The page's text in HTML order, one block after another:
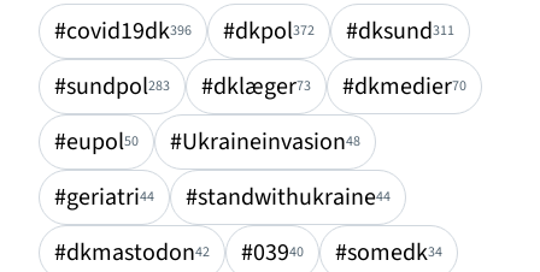
#covid19dk396 #dkpol372 #dksund311
#sundpol283 #dklæger73 #dkmedier70
#eupol50 #Ukraineinvasion48
#geriatri44 #standwithukraine44
#dkmastodon42 #03940 #somedk34